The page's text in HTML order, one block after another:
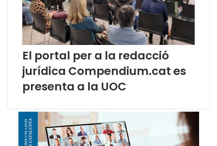
u
n
y
El portal per a la redacció
jurídica Compendium.cat es
presenta a la UOC